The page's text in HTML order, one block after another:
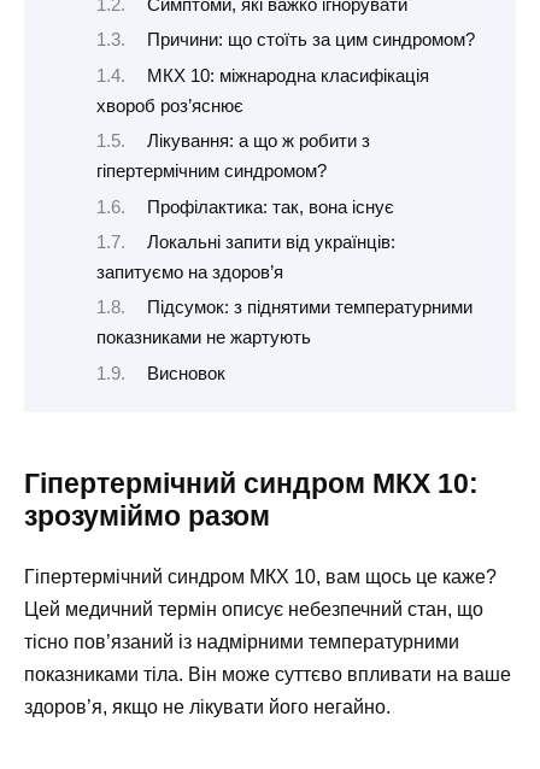
Симптоми, які важко ігнорувати
Причини: що стоїть за цим синдромом?
МКХ 10: міжнародна класифікація
хвороб роз’яснює
Лікування: а що ж робити з
гіпертермічним синдромом?
Профілактика: так, вона існує
Локальні запити від українців:
запитуємо на здоров’я
Підсумок: з піднятими температурними
показниками не жартують
Висновок
Гіпертермічний синдром МКХ 10:
зрозуміймо разом
Гіпертермічний синдром МКХ 10, вам щось це каже?
Цей медичний термін описує небезпечний стан, що
тісно пов’язаний із надмірними температурними
показниками тіла. Він може суттєво впливати на ваше
здоров’я, якщо не лікувати його негайно.